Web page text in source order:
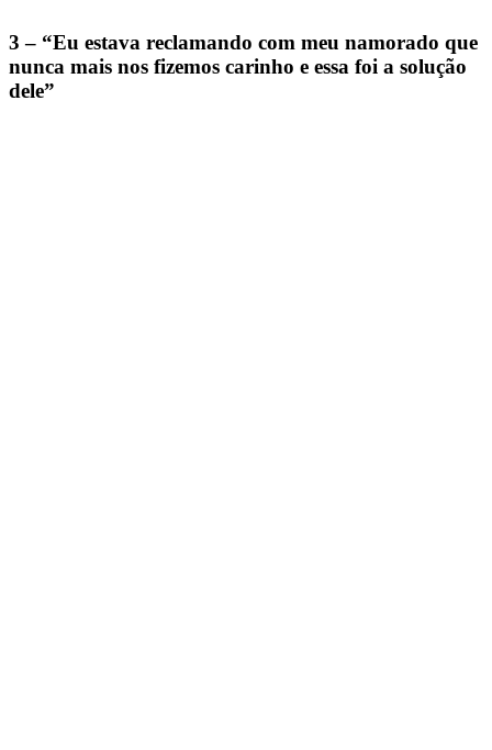
3 – “Eu estava reclamando com meu namorado que
nunca mais nos fizemos carinho e essa foi a solução
dele”